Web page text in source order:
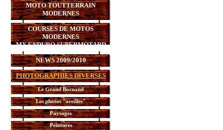
MOTO TOUTTERRAIN
MODERNES
COURSES DE MOTOS
MODERNES
MX,ENDURO,SUPERMOTARD
NEWS 2009/2010
PHOTOGRAPHIES DIVERSES
Le Grand Bornand
Les photos "oreilles"
Paysages
Peintures